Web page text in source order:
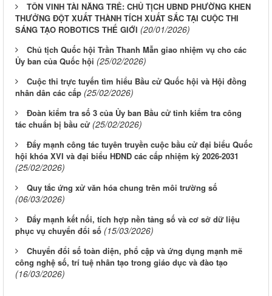
TÔN VINH TÀI NĂNG TRẺ: CHỦ TỊCH UBND PHƯỜNG KHEN
THƯỞNG ĐỘT XUẤT THÀNH TÍCH XUẤT SẮC TẠI CUỘC THI
SÁNG TẠO ROBOTICS THẾ GIỚI (20/01/2026)
Chủ tịch Quốc hội Trần Thanh Mẫn giao nhiệm vụ cho các
Ủy ban của Quốc hội (25/02/2026)
Cuộc thi trực tuyến tìm hiểu Bầu cử Quốc hội và Hội đồng
nhân dân các cấp (25/02/2026)
Đoàn kiểm tra số 3 của Ủy ban Bầu cử tỉnh kiểm tra công
tác chuẩn bị bầu cử (25/02/2026)
Đẩy mạnh công tác tuyên truyền cuộc bầu cử đại biểu Quốc
hội khóa XVI và đại biểu HĐND các cấp nhiệm kỳ 2026-2031
(25/02/2026)
Quy tắc ứng xử văn hóa chung trên môi trường số
(06/03/2026)
Đẩy mạnh kết nối, tích hợp nền tảng số và cơ sở dữ liệu
phục vụ chuyển đổi số (15/03/2026)
Chuyển đổi số toàn diện, phổ cập và ứng dụng mạnh mẽ
công nghệ số, trí tuệ nhân tạo trong giáo dục và đào tạo
(16/03/2026)